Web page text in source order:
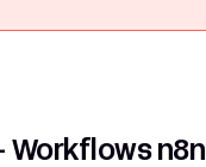
n8n